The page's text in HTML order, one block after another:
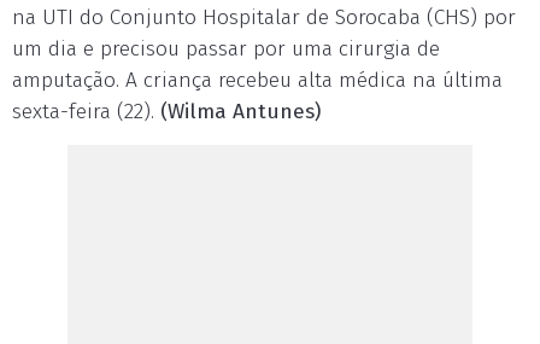
na UTI do Conjunto Hospitalar de Sorocaba (CHS) por
um dia e precisou passar por uma cirurgia de
amputação. A criança recebeu alta médica na última
sexta-feira (22). (Wilma Antunes)